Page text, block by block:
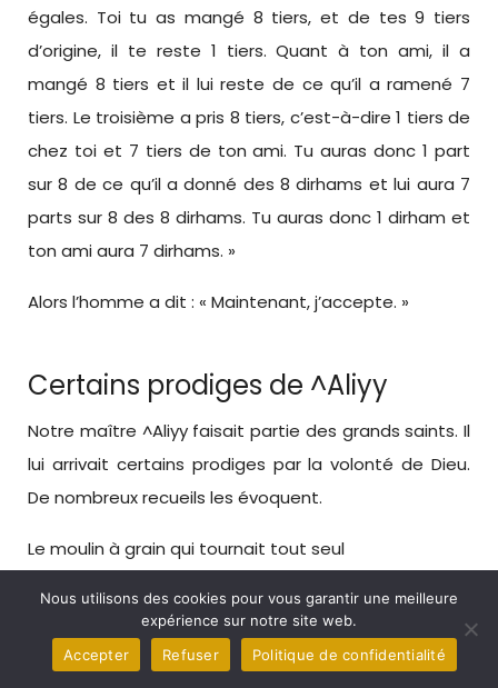
égales. Toi tu as mangé 8 tiers, et de tes 9 tiers
d’origine, il te reste 1 tiers. Quant à ton ami, il a
mangé 8 tiers et il lui reste de ce qu’il a ramené 7
tiers. Le troisième a pris 8 tiers, c’est-à-dire 1 tiers de
chez toi et 7 tiers de ton ami. Tu auras donc 1 part
sur 8 de ce qu’il a donné des 8 dirhams et lui aura 7
parts sur 8 des 8 dirhams. Tu auras donc 1 dirham et
ton ami aura 7 dirhams. »
Alors l’homme a dit : « Maintenant, j’accepte. »
Certains prodiges de ^Aliyy
Notre maître ^Aliyy faisait partie des grands saints. Il
lui arrivait certains prodiges par la volonté de Dieu.
De nombreux recueils les évoquent.
Le moulin à grain qui tournait tout seul
Abou Dharr, que Allah l’agrée, a rapporté : « Le
Messager de Allah m’a envoyé appeler ^Aliyy. Je suis
parti chez lui, je l’ai appelé mais il ne m’a pas
Nous utilisons des cookies pour vous garantir une meilleure
expérience sur notre site web.
Accepter
Refuser Politique de confidentialité